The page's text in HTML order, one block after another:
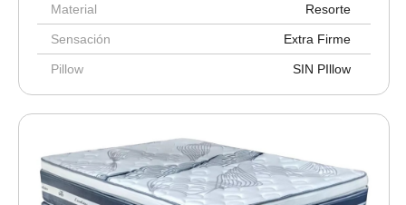
Material Resorte
Sensación Extra Firme
Pillow SIN PIllow